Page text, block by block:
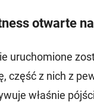
otwarte
uruchomione
część z nich z
właśnie